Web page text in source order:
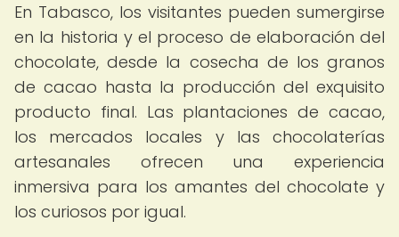
En Tabasco, los visitantes pueden sumergirse
en la historia y el proceso de elaboración del
chocolate, desde la cosecha de los granos
de cacao hasta la producción del exquisito
producto final. Las plantaciones de cacao,
los mercados locales y las chocolaterías
artesanales ofrecen una experiencia
inmersiva para los amantes del chocolate y
los curiosos por igual.